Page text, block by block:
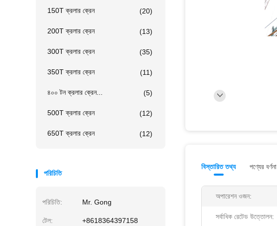
150T ক্রলার ক্রেন (20)
200T ক্রলার ক্রেন (13)
300T ক্রলার ক্রেন (35)
350T ক্রলার ক্রেন (11)
৪০০ টন ক্রলার ক্রেন... (5)
500T ক্রলার ক্রেন (12)
650T ক্রলার ক্রেন (12)
পরিচিতি
পরিচিতি: Mr. Gong
টেল: +8618364397158
বিস্তারিত তথ্য পণ্যের বর্ণনা
অপারেশন ওজন:
সর্বাধিক রেটেড উত্তোলন: